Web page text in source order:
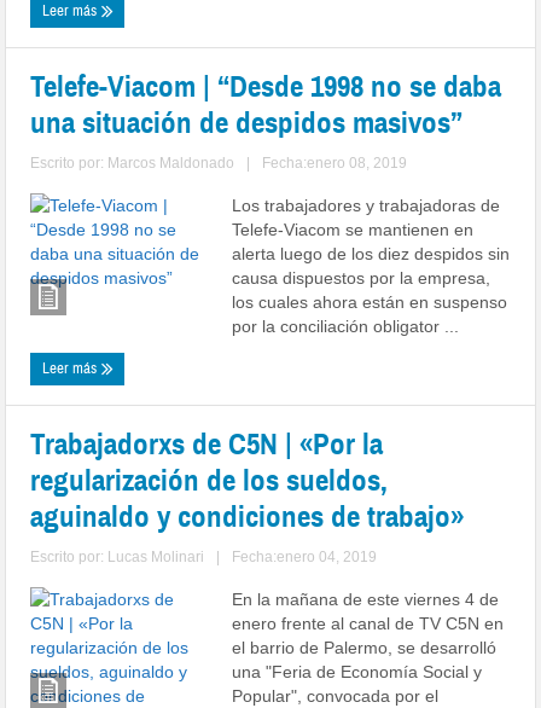
Leer más
Telefe-Viacom | “Desde 1998 no se daba
una situación de despidos masivos”
Escrito por: Marcos Maldonado Fecha:enero 08, 2019
Los trabajadores y trabajadoras de
Telefe-Viacom se mantienen en
alerta luego de los diez despidos sin
causa dispuestos por la empresa,
los cuales ahora están en suspenso
por la conciliación obligator ...
Leer más
Trabajadorxs de C5N | «Por la
regularización de los sueldos,
aguinaldo y condiciones de trabajo»
Escrito por: Lucas Molinari Fecha:enero 04, 2019
En la mañana de este viernes 4 de
enero frente al canal de TV C5N en
el barrio de Palermo, se desarrolló
una "Feria de Economía Social y
Popular", convocada por el